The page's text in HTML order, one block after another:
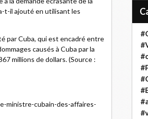
t-il ajouté en utilisant les
par Cuba, qui est encadré entre
causés à Cuba par la
millions de dollars. (Source :
ministre-cubain-des-affaires-